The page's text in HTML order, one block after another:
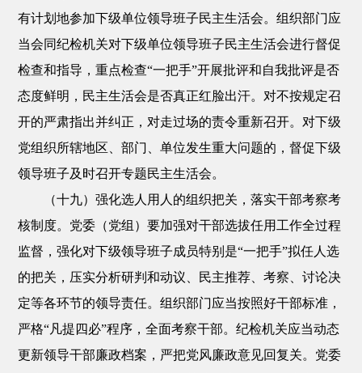
有计划地参加下级单位领导班子民主生活会。组织部门应
当会同纪检机关对下级单位领导班子民主生活会进行督促
检查和指导，重点检查“一把手”开展批评和自我批评是否
态度鲜明，民主生活会是否真正红脸出汗。对不按规定召
开的严肃指出并纠正，对走过场的责令重新召开。对下级
党组织所辖地区、部门、单位发生重大问题的，督促下级
领导班子及时召开专题民主生活会。
（十九）强化选人用人的组织把关，落实干部考察考
核制度。党委（党组）要加强对干部选拔任用工作全过程
监督，强化对下级领导班子成员特别是“一把手”拟任人选
的把关，压实分析研判和动议、民主推荐、考察、讨论决
定等各环节的领导责任。组织部门应当按照好干部标准，
严格“凡提四必”程序，全面考察干部。纪检机关应当动态
更新领导干部廉政档案，严把党风廉政意见回复关。党委